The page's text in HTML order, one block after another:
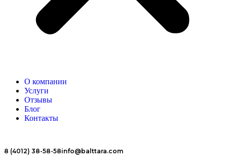
О компании
Услуги
Отзывы
Блог
Контакты
8 (4012) 38-58-58info@balttara.com